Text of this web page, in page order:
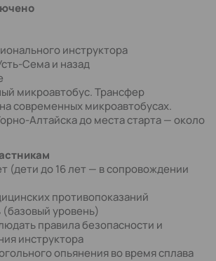
инструктора
Сема и назад
микроавтобус. Трансфер
современных микроавтобусах.
Алтайска до места старта — около
(дети до 16 лет — в сопровождении
противопоказаний
уровень)
правила безопасности и
инструктора
опьянения во время сплава